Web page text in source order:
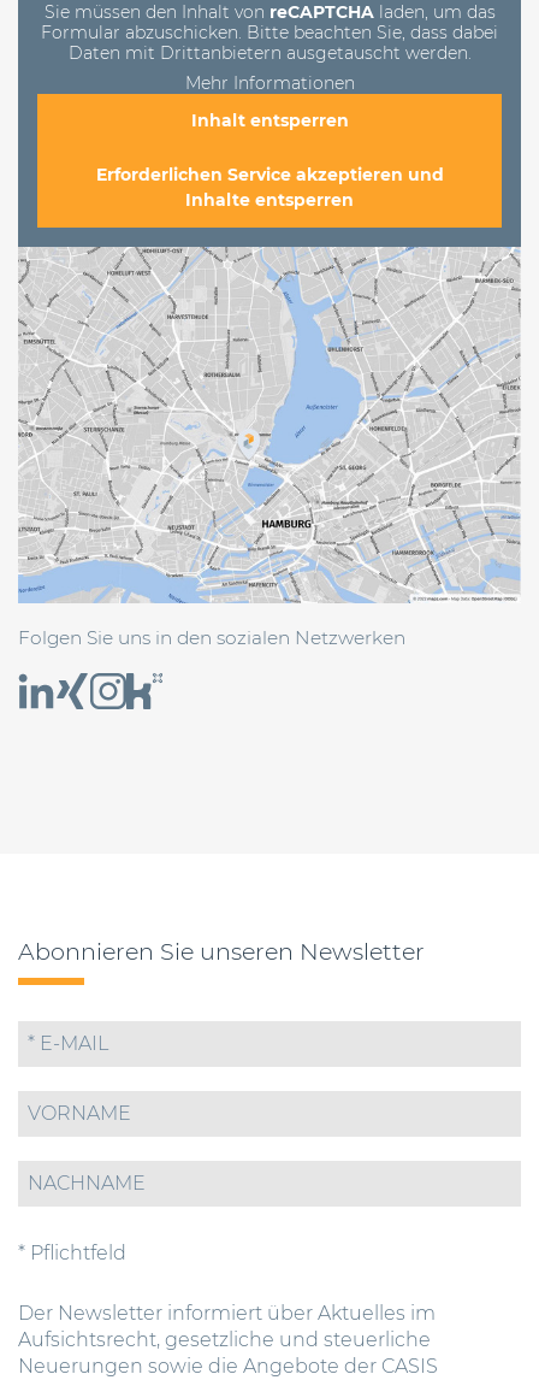
Sie müssen den Inhalt von reCAPTCHAladen, um das
Formular abzuschicken. Bitte beachten Sie, dass dabei
Daten mit Drittanbietern ausgetauscht werden.
Mehr Informationen
Inhalt entsperren
Erforderlichen Service akzeptieren und
Inhalte entsperren
Folgen Sie uns in den sozialen Netzwerken
Abonnieren Sie unseren Newsletter
* Pflichtfeld
Der Newsletter informiert über Aktuelles im
Aufsichtsrecht, gesetzliche und steuerliche
Neuerungen sowie die Angebote der CASIS